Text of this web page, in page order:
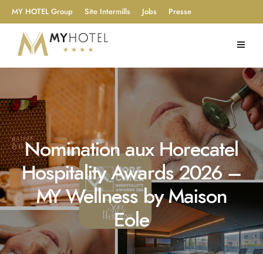
MY HOTEL Group Site Intermills Jobs Presse
Nomination aux Horecatel
Hospitality Awards 2026 –
MY Wellness by Maison
Eole